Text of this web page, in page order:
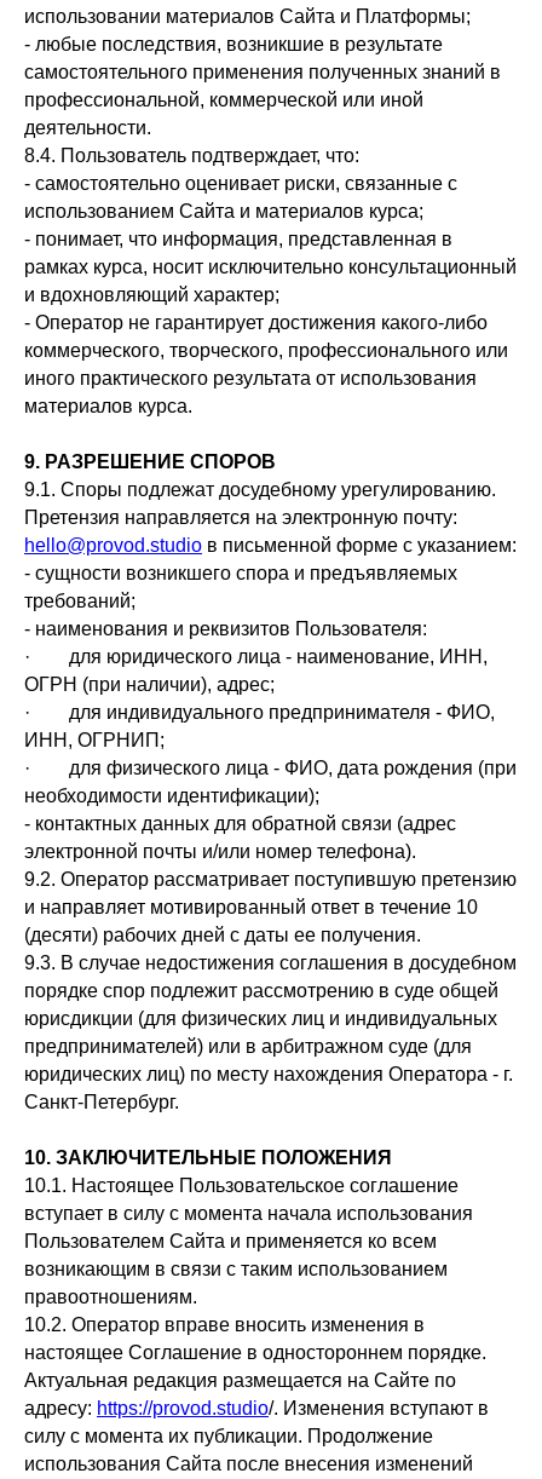
использовании материалов Сайта и Платформы;
- любые последствия, возникшие в результате
самостоятельного применения полученных знаний в
профессиональной, коммерческой или иной
деятельности.
8.4. Пользователь подтверждает, что:
- самостоятельно оценивает риски, связанные с
использованием Сайта и материалов курса;
- понимает, что информация, представленная в
рамках курса, носит исключительно консультационный
и вдохновляющий характер;
- Оператор не гарантирует достижения какого-либо
коммерческого, творческого, профессионального или
иного практического результата от использования
материалов курса.
9. РАЗРЕШЕНИЕ СПОРОВ
9.1. Споры подлежат досудебному урегулированию.
Претензия направляется на электронную почту:
hello@provod.studio в письменной форме с указанием:
- сущности возникшего спора и предъявляемых
требований;
- наименования и реквизитов Пользователя:
· для юридического лица - наименование, ИНН,
ОГРН (при наличии), адрес;
· для индивидуального предпринимателя - ФИО,
ИНН, ОГРНИП;
· для физического лица - ФИО, дата рождения (при
необходимости идентификации);
- контактных данных для обратной связи (адрес
электронной почты и/или номер телефона).
9.2. Оператор рассматривает поступившую претензию
и направляет мотивированный ответ в течение 10
(десяти) рабочих дней с даты ее получения.
9.3. В случае недостижения соглашения в досудебном
порядке спор подлежит рассмотрению в суде общей
юрисдикции (для физических лиц и индивидуальных
предпринимателей) или в арбитражном суде (для
юридических лиц) по месту нахождения Оператора - г.
Санкт-Петербург.
10. ЗАКЛЮЧИТЕЛЬНЫЕ ПОЛОЖЕНИЯ
10.1. Настоящее Пользовательское соглашение
вступает в силу с момента начала использования
Пользователем Сайта и применяется ко всем
возникающим в связи с таким использованием
правоотношениям.
10.2. Оператор вправе вносить изменения в
настоящее Соглашение в одностороннем порядке.
Актуальная редакция размещается на Сайте по
адресу: https://provod.studio/. Изменения вступают в
силу с момента их публикации. Продолжение
использования Сайта после внесения изменений